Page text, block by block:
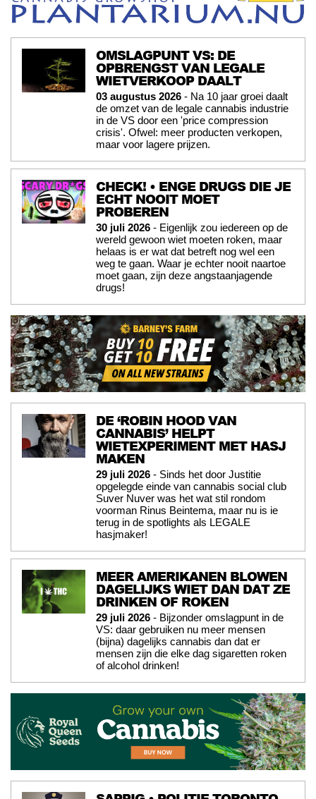
OMSLAGPUNT VS: DE
OPBRENGST VAN LEGALE
WIETVERKOOP DAALT
03 augustus 2026 - Na 10 jaar groei daalt
de omzet van de legale cannabis industrie
in de VS door een 'price compression
crisis'. Ofwel: meer producten verkopen,
maar voor lagere prijzen.
CHECK! • ENGE DRUGS DIE JE
ECHT NOOIT MOET
PROBEREN
30 juli 2026 - Eigenlijk zou iedereen op de
wereld gewoon wiet moeten roken, maar
helaas is er wat dat betreft nog wel een
weg te gaan. Waar je echter nooit naartoe
moet gaan, zijn deze angstaanjagende
drugs!
DE ‘ROBIN HOOD VAN
CANNABIS’ HELPT
WIETEXPERIMENT MET HASJ
MAKEN
29 juli 2026 - Sinds het door Justitie
opgelegde einde van cannabis social club
Suver Nuver was het wat stil rondom
voorman Rinus Beintema, maar nu is ie
terug in de spotlights als LEGALE
hasjmaker!
MEER AMERIKANEN BLOWEN
DAGELIJKS WIET DAN DAT ZE
DRINKEN OF ROKEN
29 juli 2026 - Bijzonder omslagpunt in de
VS: daar gebruiken nu meer mensen
(bijna) dagelijks cannabis dan dat er
mensen zijn die elke dag sigaretten roken
of alcohol drinken!